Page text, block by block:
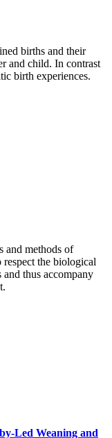
births and their
and child. In contrast
birth experiences.
and methods of
the biological
thus accompany
Led Weaning and